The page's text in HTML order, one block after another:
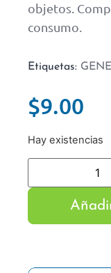
objetos.
consumo.
Etiquetas:
$9.00
Hay existencias